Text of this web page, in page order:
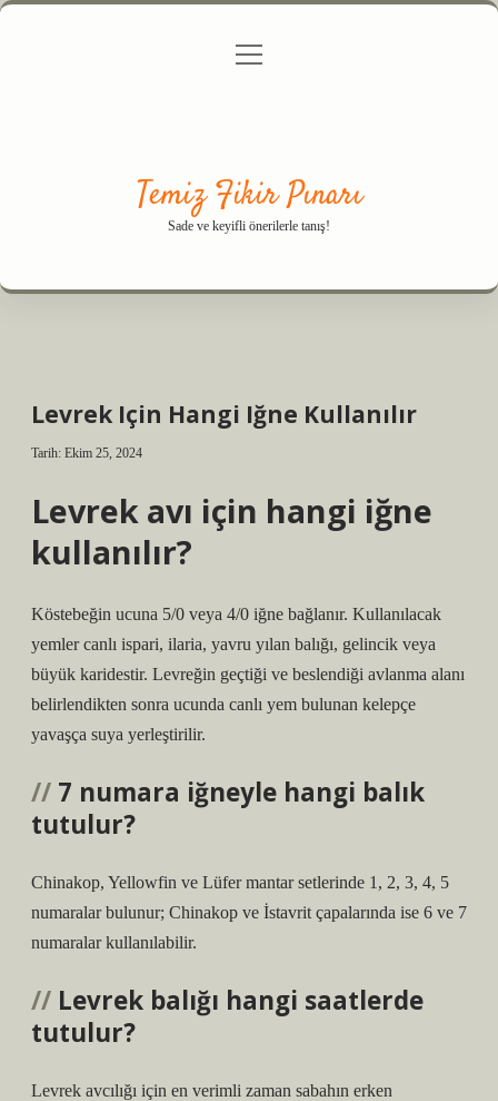
Gizlilik Politikası
menüyü
Temiz Fikir Pınarı
Sade ve keyifli önerilerle tanış!
Levrek Için Hangi Iğne Kullanılır
Tarih: Ekim 25, 2024
Levrek avı için hangi iğne
kullanılır?
Köstebeğin ucuna 5/0 veya 4/0 iğne bağlanır. Kullanılacak
yemler canlı ispari, ilaria, yavru yılan balığı, gelincik veya
büyük karidestir. Levreğin geçtiği ve beslendiği avlanma alanı
belirlendikten sonra ucunda canlı yem bulunan kelepçe
yavaşça suya yerleştirilir.
7 numara iğneyle hangi balık
tutulur?
Chinakop, Yellowfin ve Lüfer mantar setlerinde 1, 2, 3, 4, 5
numaralar bulunur; Chinakop ve İstavrit çapalarında ise 6 ve 7
numaralar kullanılabilir.
Levrek balığı hangi saatlerde
tutulur?
Levrek avcılığı için en verimli zaman sabahın erken